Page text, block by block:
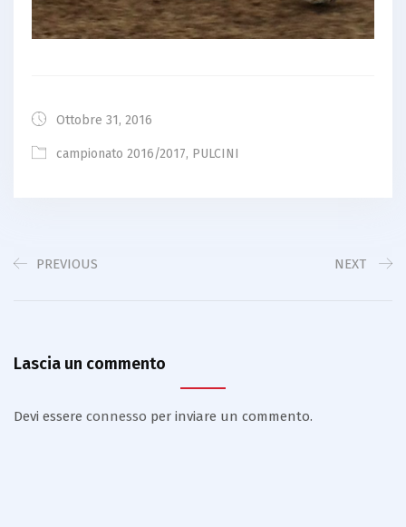
Ottobre 31, 2016
campionato 2016/2017, PULCINI
PREVIOUS NEXT
Lascia un commento
Devi essere connesso per inviare un commento.